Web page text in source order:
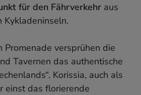
für den Fährverkehr aus
Kykladeninseln.
Promenade versprühen die
Tavernen das authentische
Korissia, auch als
einst das florierende